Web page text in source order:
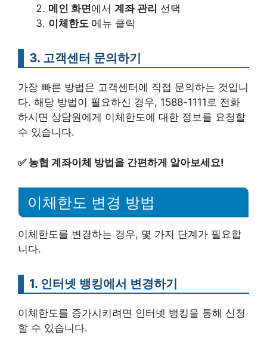
메인 화면에서 계좌 관리 선택
이체한도 메뉴 클릭
3. 고객센터 문의하기
가장 빠른 방법은 고객센터에 직접 문의하는 것입니
다. 해당 방법이 필요하신 경우, 1588-1111로 전화
하시면 상담원에게 이체한도에 대한 정보를 요청할
수 있습니다.
✅ 농협 계좌이체 방법을 간편하게 알아보세요!
이체한도 변경 방법
이체한도를 변경하는 경우, 몇 가지 단계가 필요합
니다.
1. 인터넷 뱅킹에서 변경하기
이체한도를 증가시키려면 인터넷 뱅킹을 통해 신청
할 수 있습니다.